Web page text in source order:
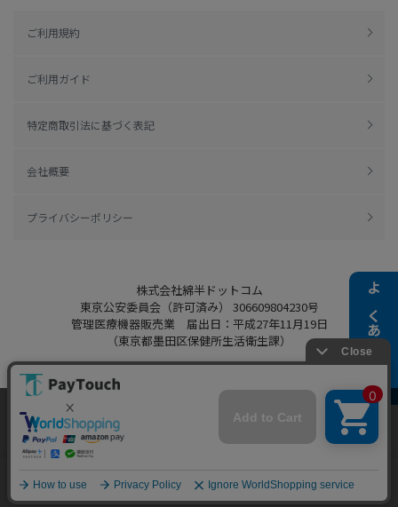
よくある質問
ご利用規約
ご利用ガイド
特定商取引法に基づく表記
会社概要
プライバシーポリシー
株式会社綿半ドットコム
東京公安委員会（許可済み） 306609804230号
管理医療機器販売業 届出日：平成27年11月19日
（東京都墨田区保健所生活衛生課）
Copyright 2022
Powered by Watahan Partners Co., Ltd.
当ウェブサイトでは、お客様により良いサービス
をご提供するため、クッキーを利用しています。
サイト利用を継続することにより、クッキーの使
細はこちら」をご覧ください。
同意する